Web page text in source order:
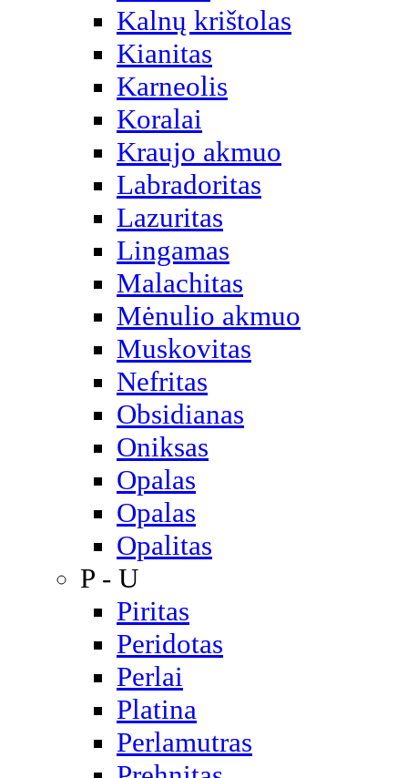
Kalnų krištolas
Kianitas
Karneolis
Koralai
Kraujo akmuo
Labradoritas
Lazuritas
Lingamas
Malachitas
Mėnulio akmuo
Muskovitas
Nefritas
Obsidianas
Oniksas
Opalas
Opalas
Opalitas
P - U
Piritas
Peridotas
Perlai
Platina
Perlamutras